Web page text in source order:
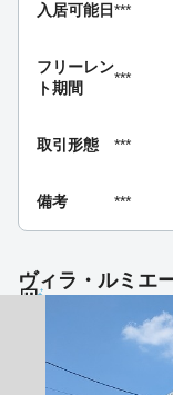
入居可能日***
フリーレン
ト期間
***
取引形態 ***
備考 ***
ヴィラ・ルミエ